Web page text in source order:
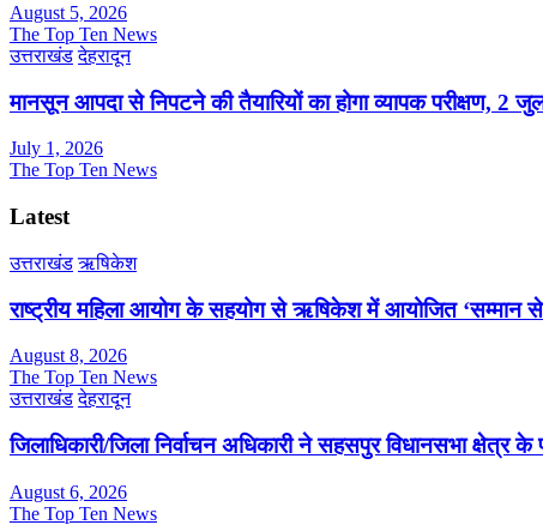
August 5, 2026
The Top Ten News
उत्तराखंड देहरादून
मानसून आपदा से निपटने की तैयारियों का होगा व्यापक परीक्षण, 2
July 1, 2026
The Top Ten News
Latest
उत्तराखंड ऋषिकेश
राष्ट्रीय महिला आयोग के सहयोग से ऋषिकेश में आयोजित ‘सम्मान
August 8, 2026
The Top Ten News
उत्तराखंड देहरादून
जिलाधिकारी/जिला निर्वाचन अधिकारी ने सहसपुर विधानसभा
August 6, 2026
The Top Ten News